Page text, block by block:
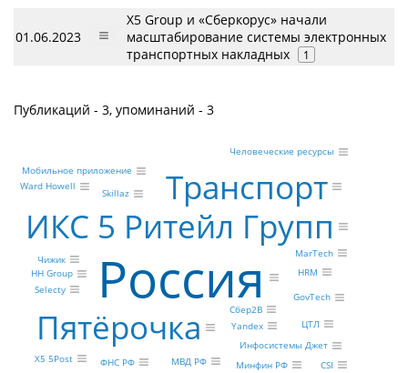
01.06.2023
X5 Group и «Сберкорус» начали
масштабирование системы электронных
транспортных накладных
1
Публикаций - 3, упоминаний - 3
Россия
ИКС 5 Ритейл Групп
Пятёрочка
Транспорт
Сбер2В
Yandex
Инфосистемы Джет
Skillaz
Ward Howell
Чижик
Selecty
HH Group
X5 5Post ФНС РФ МВД РФ Минфин РФ
ЦТЛ
Мобильное приложение
GovTech
HRM
MarTech
Человеческие ресурсы
CSI